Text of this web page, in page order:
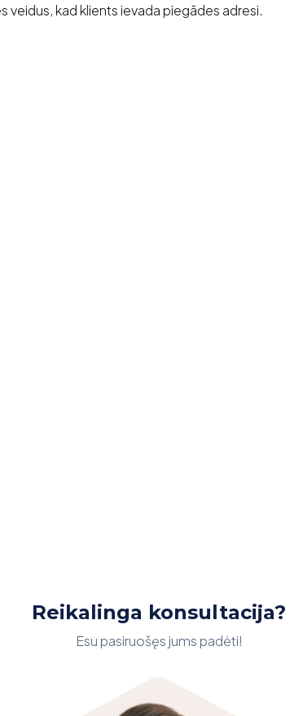
kad klients ievada piegādes adresi.
Reikalinga konsultacija?
Esu pasiruošęs jums padėti!